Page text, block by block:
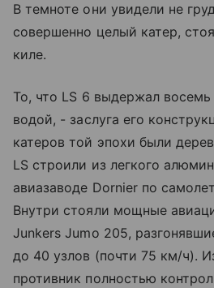
В темноте они увидели не
совершенно целый катер,
киле.
То, что LS 6 выдержал
водой, - заслуга его
катеров той эпохи были
LS строили из легкого
авиазаводе Dornier по
Внутри стояли мощные
Junkers Jumo 205,
до 40 узлов (почти 75 км/ч).
противник полностью